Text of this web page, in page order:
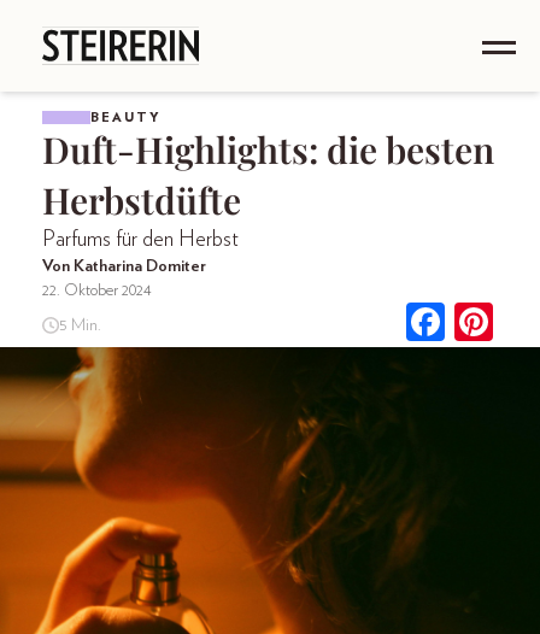
BEAUTY
Duft-Highlights: die besten
Herbstdüfte
Parfums für den Herbst
Von Katharina Domiter
22. Oktober 2024
5 Min.